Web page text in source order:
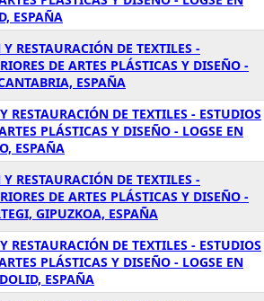
ESPAÑA
RESTAURACIÓN DE TEXTILES -
DE ARTES PLÁSTICAS Y DISEÑO -
ESPAÑA
RESTAURACIÓN DE TEXTILES - ESTUDIOS
PLÁSTICAS Y DISEÑO - LOGSE EN
ESPAÑA
RESTAURACIÓN DE TEXTILES -
DE ARTES PLÁSTICAS Y DISEÑO -
GIPUZKOA, ESPAÑA
RESTAURACIÓN DE TEXTILES - ESTUDIOS
PLÁSTICAS Y DISEÑO - LOGSE EN
ESPAÑA